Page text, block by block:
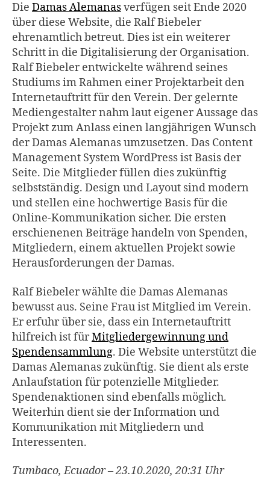
Die Damas Alemanasverfügen seit Ende 2020
über diese Website, die Ralf Biebeler
ehrenamtlich betreut. Dies ist ein weiterer
Schritt in die Digitalisierung der Organisation.
Ralf Biebeler entwickelte während seines
Studiums im Rahmen einer Projektarbeit den
Internetauftritt für den Verein. Der gelernte
Mediengestalter nahm laut eigener Aussage das
Projekt zum Anlass einen langjährigen Wunsch
der Damas Alemanas umzusetzen. Das Content
Management System WordPress ist Basis der
Seite. Die Mitglieder füllen dies zukünftig
selbstständig. Design und Layout sind modern
und stellen eine hochwertige Basis für die
Online-Kommunikation sicher. Die ersten
erschienenen Beiträge handeln von Spenden,
Mitgliedern, einem aktuellen Projekt sowie
Herausforderungen der Damas.
Ralf Biebeler wählte die Damas Alemanas
bewusst aus. Seine Frau ist Mitglied im Verein.
Er erfuhr über sie, dass ein Internetauftritt
hilfreich ist fürMitgliedergewinnung und
Spendensammlung. Die Website unterstützt die
Damas Alemanas zukünftig. Sie dient als erste
Anlaufstation für potenzielle Mitglieder.
Spendenaktionen sind ebenfalls möglich.
Weiterhin dient sie der Information und
Kommunikation mit Mitgliedern und
Interessenten.
Tumbaco, Ecuador – 23.10.2020, 20:31 Uhr